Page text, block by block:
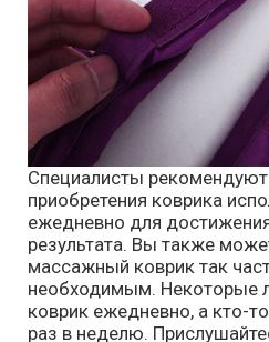
Специалисты
приобретения коврика
ежедневно для
результата. Вы также
массажный коврик так
необходимым. Некоторые
коврик ежедневно, а кто-
раз в неделю.